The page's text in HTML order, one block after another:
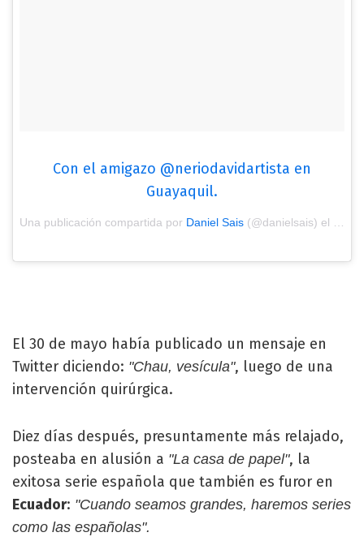
Con el amigazo @neriodavidartista en
Guayaquil.
Una publicación compartida por Daniel Sais (@danielsais) el
El 30 de mayo había publicado un mensaje en
Twitter diciendo: "Chau, vesícula", luego de una
intervención quirúrgica.
Diez días después, presuntamente más relajado,
posteaba en alusión a "La casa de papel", la
exitosa serie española que también es furor en
Ecuador: "Cuando seamos grandes, haremos series
como las españolas".